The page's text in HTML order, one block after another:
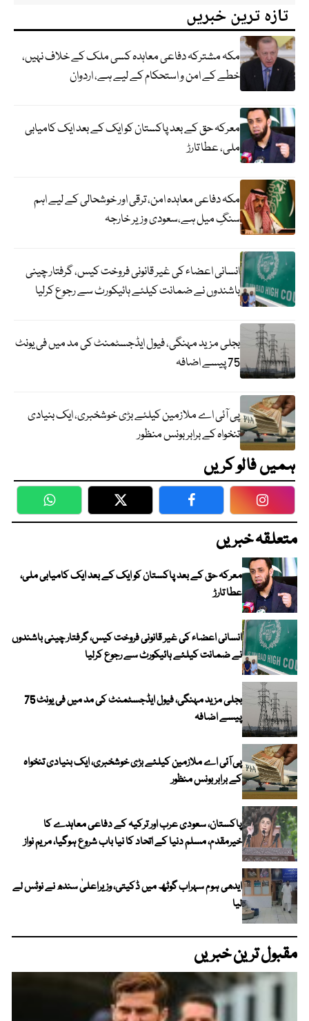
تازہ ترین خبریں
مکہ مشترکہ دفاعی معاہدہ کسی ملک کے خلاف نہیں،
خطے کے امن و استحکام کے لیے ہے، اردوان
معرکہ حق کے بعد پاکستان کو ایک کے بعد ایک کامیابی
ملی، عطا تارڑ
مکہ دفاعی معاہدہ امن، ترقی اور خوشحالی کے لیے اہم
سنگِ میل ہے،سعودی وزیر خارجہ
انسانی اعضاء کی غیر قانونی فروخت کیس، گرفتار چینی
باشندوں نے ضمانت کیلئے ہائیکورٹ سے رجوع کرلیا
بجلی مزید مہنگی، فیول ایڈجسٹمنٹ کی مد میں فی یونٹ
75 پیسے اضافہ
پی آئی اے ملازمین کیلئے بڑی خوشخبری، ایک بنیادی
تنخواہ کے برابر بونس منظور
ہمیں فالو کریں
WhatsApp Twitter Facebook
متعلقہ خبریں
معرکہ حق کے بعد پاکستان کو ایک کے بعد ایک کامیابی ملی،
عطا تارڑ
انسانی اعضاء کی غیر قانونی فروخت کیس، گرفتار چینی باشندوں
نے ضمانت کیلئے ہائیکورٹ سے رجوع کرلیا
بجلی مزید مہنگی، فیول ایڈجسٹمنٹ کی مد میں فی یونٹ 75
پیسے اضافہ
پی آئی اے ملازمین کیلئے بڑی خوشخبری، ایک بنیادی تنخواہ
کے برابر بونس منظور
پاکستان، سعودی عرب اور ترکیہ کے دفاعی معاہدے کا
خیرمقدم، مسلم دنیا کے اتحاد کا نیا باب شروع ہوگیا، مریم نواز
ایدھی ہوم سہراب گوٹھ میں ڈکیتی، وزیراعلیٰ سندھ نے نوٹس لے
لیا
مقبول ترین خبریں